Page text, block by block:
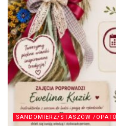
SANDOMIERZ/STASZÓW /